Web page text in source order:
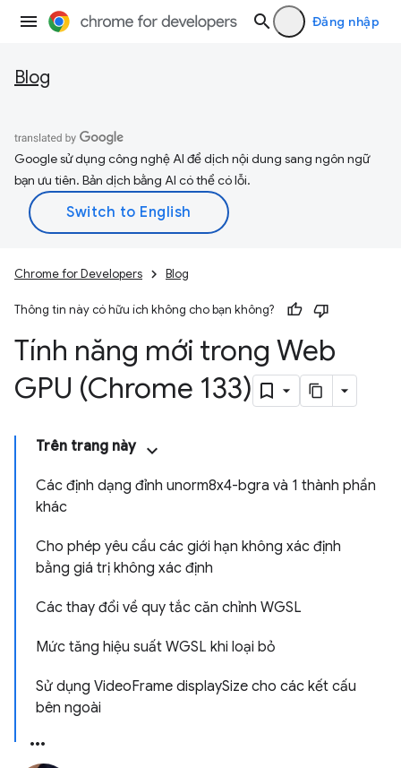
Đăng nhập
Blog
Google sử dụng công nghệ AI để dịch nội dung sang ngôn ngữ
bạn ưu tiên. Bản dịch bằng AI có thể có lỗi.
Chrome for Developers Blog
Thông tin này có hữu ích không cho bạn không?
Tính năng mới trong Web
GPU (Chrome 133)
Trên trang này
Các định dạng đỉnh unorm8x4-bgra và 1 thành phần
khác
Cho phép yêu cầu các giới hạn không xác định
bằng giá trị không xác định
Các thay đổi về quy tắc căn chỉnh WGSL
Mức tăng hiệu suất WGSL khi loại bỏ
Sử dụng VideoFrame displaySize cho các kết cấu
bên ngoài